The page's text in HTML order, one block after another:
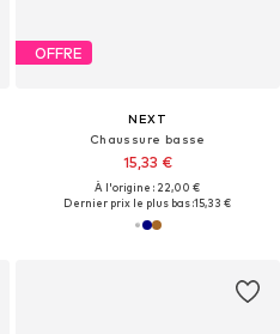
OFFRE
NEXT
Chaussure basse
15,33 €
À l'origine : 22,00 €
Dernier prix le plus bas :15,33 €